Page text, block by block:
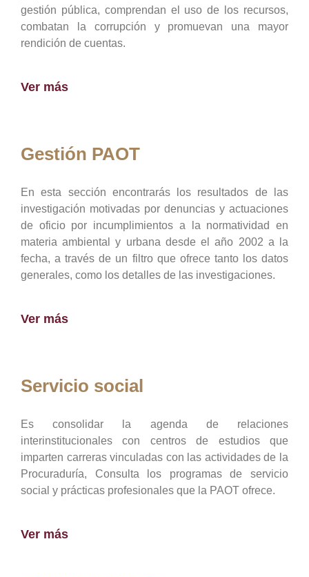
gestión pública, comprendan el uso de los recursos,
combatan la corrupción y promuevan una mayor
rendición de cuentas.
Ver más
Gestión PAOT
En esta sección encontrarás los resultados de las
investigación motivadas por denuncias y actuaciones
de oficio por incumplimientos a la normatividad en
materia ambiental y urbana desde el año 2002 a la
fecha, a través de un filtro que ofrece tanto los datos
generales, como los detalles de las investigaciones.
Ver más
Servicio social
Es consolidar la agenda de relaciones
interinstitucionales con centros de estudios que
imparten carreras vinculadas con las actividades de la
Procuraduría, Consulta los programas de servicio
social y prácticas profesionales que la PAOT ofrece.
Ver más